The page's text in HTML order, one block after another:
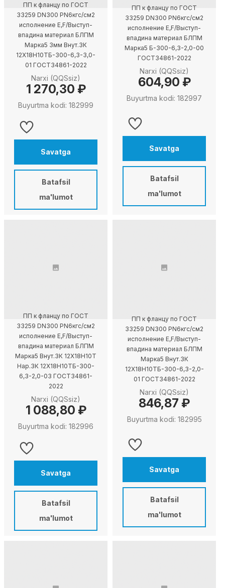
ПП к фланцу по ГОСТ
33259 DN300 PN6кгс/см2
исполнение E,F/Выступ-
впадина материал БЛПМ
Марка5 3мм Внут.ЗК
12X18H10TБ-300-6,3-3,0-
01 ГОСТ34861-2022
Narxi (QQSsiz)
1 270,30 ₽
Buyurtma kodi: 182999
Savatga
Batafsil
ma'lumot
ПП к фланцу по ГОСТ
33259 DN300 PN6кгс/см2
исполнение E,F/Выступ-
впадина материал БЛПМ
Марка5 Б-300-6,3-2,0-00
ГОСТ34861-2022
Narxi (QQSsiz)
604,90 ₽
Buyurtma kodi: 182997
Savatga
Batafsil
ma'lumot
ПП к фланцу по ГОСТ
33259 DN300 PN6кгс/см2
исполнение E,F/Выступ-
впадина материал БЛПМ
Марка5 Внут.ЗК 12X18H10T
Нар.ЗК 12X18H10TБ-300-
6,3-2,0-03 ГОСТ34861-
2022
Narxi (QQSsiz)
1 088,80 ₽
Buyurtma kodi: 182996
Savatga
Batafsil
ma'lumot
ПП к фланцу по ГОСТ
33259 DN300 PN6кгс/см2
исполнение E,F/Выступ-
впадина материал БЛПМ
Марка5 Внут.ЗК
12X18H10TБ-300-6,3-2,0-
01 ГОСТ34861-2022
Narxi (QQSsiz)
846,87 ₽
Buyurtma kodi: 182995
Savatga
Batafsil
ma'lumot